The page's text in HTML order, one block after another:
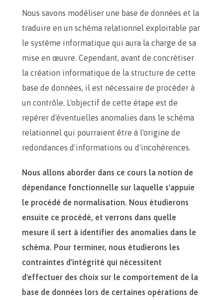
Nous savons modéliser une base de données et la
traduire en un schéma relationnel exploitable par
le système informatique qui aura la charge de sa
mise en œuvre. Cependant, avant de concrétiser
la création informatique de la structure de cette
base de données, il est nécessaire de procéder à
un contrôle. L'objectif de cette étape est de
repérer d'éventuelles anomalies dans le schéma
relationnel qui pourraient être à l'origine de
redondances d'informations ou d'incohérences.
Nous allons aborder dans ce cours la notion de
dépendance fonctionnelle sur laquelle s'appuie
le procédé de normalisation. Nous étudierons
ensuite ce procédé, et verrons dans quelle
mesure il sert à identifier des anomalies dans le
schéma. Pour terminer, nous étudierons les
contraintes d'intégrité qui nécessitent
d'effectuer des choix sur le comportement de la
base de données lors de certaines opérations de